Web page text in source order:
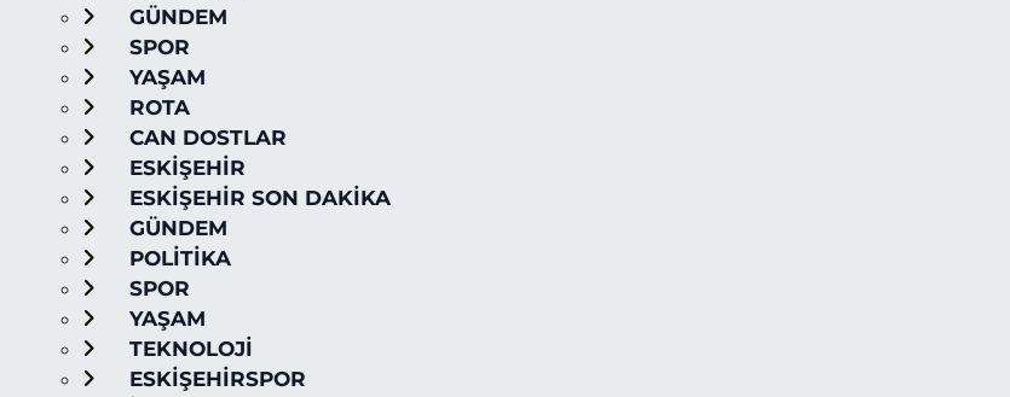
GÜNDEM
SPOR
YAŞAM
ROTA
CAN DOSTLAR
ESKİŞEHİR
ESKİŞEHİR SON DAKİKA
GÜNDEM
POLİTİKA
SPOR
YAŞAM
TEKNOLOJİ
ESKİŞEHİRSPOR